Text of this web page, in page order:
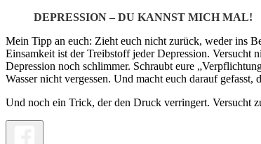
DEPRESSION – DU KANNST MICH MAL!
Mein Tipp an euch: Zieht euch nicht zurück, weder ins
Einsamkeit ist der Treibstoff jeder Depression. Versucht
Depression noch schlimmer. Schraubt eure
Wasser nicht vergessen. Und macht euch darauf
Und noch ein Trick, der den Druck verringert. Versucht